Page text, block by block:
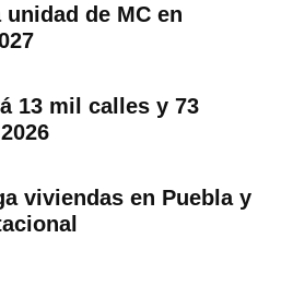
de MC en
13 mil calles y 73
viviendas en Puebla y